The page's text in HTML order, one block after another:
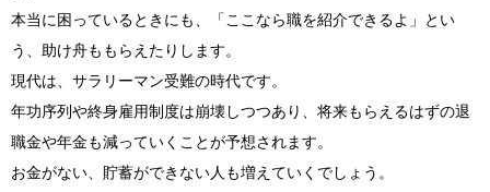
本当に困っているときにも、「ここなら職を紹介できるよ」とい
う、助け舟ももらえたりします。
現代は、サラリーマン受難の時代です。
年功序列や終身雇用制度は崩壊しつつあり、将来もらえるはずの退
職金や年金も減っていくことが予想されます。
お金がない、貯蓄ができない人も増えていくでしょう。